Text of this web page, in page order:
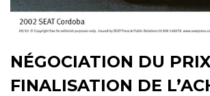
NÉGOCIATION DU
FINALISATION DE